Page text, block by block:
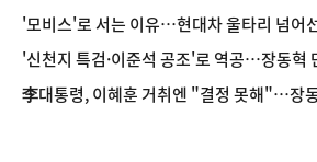
'모비스'로 서는 이유…현대차 울타리 넘어
'신천지 특검·이준석 공조'로 역공…장동혁
李대통령, 이혜훈 거취엔 "결정 못해"…장